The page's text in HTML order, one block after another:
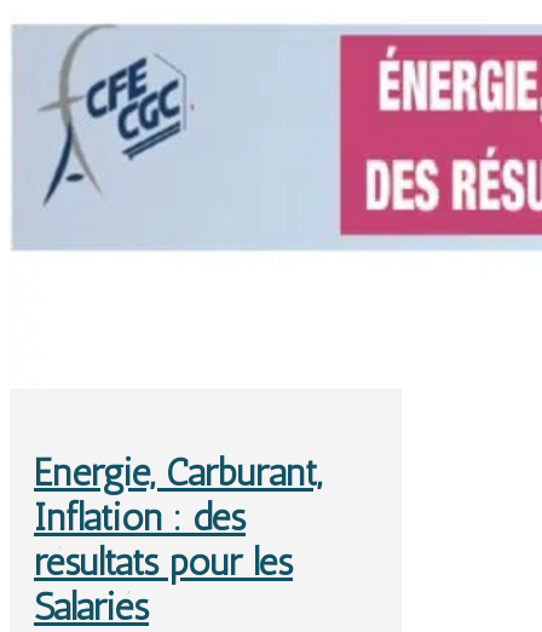
Energie, Carburant,
Inflation : des
résultats pour les
Salariés